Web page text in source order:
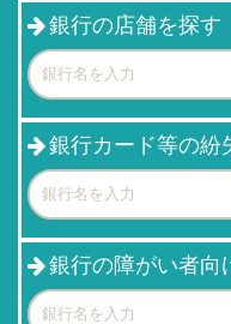
銀行の店舗を探す
銀行カード等の紛
銀行の障がい者向